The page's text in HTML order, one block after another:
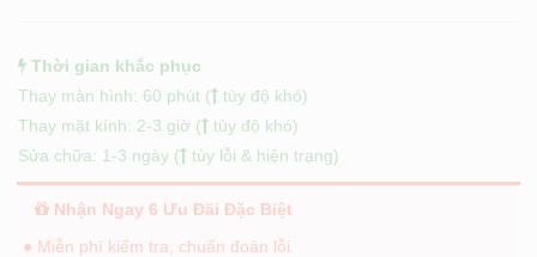
Thời gian khắc phục
Thay màn hình: 60 phút (
tùy độ khó)
Thay mặt kính: 2-3 giờ (
tùy độ khó)
Sửa chữa: 1-3 ngày (
tùy lỗi & hiện trạng)
Nhận Ngay 6 Ưu Đãi Đặc Biệt
● Miễn phí kiểm tra, chuẩn đoán lỗi.